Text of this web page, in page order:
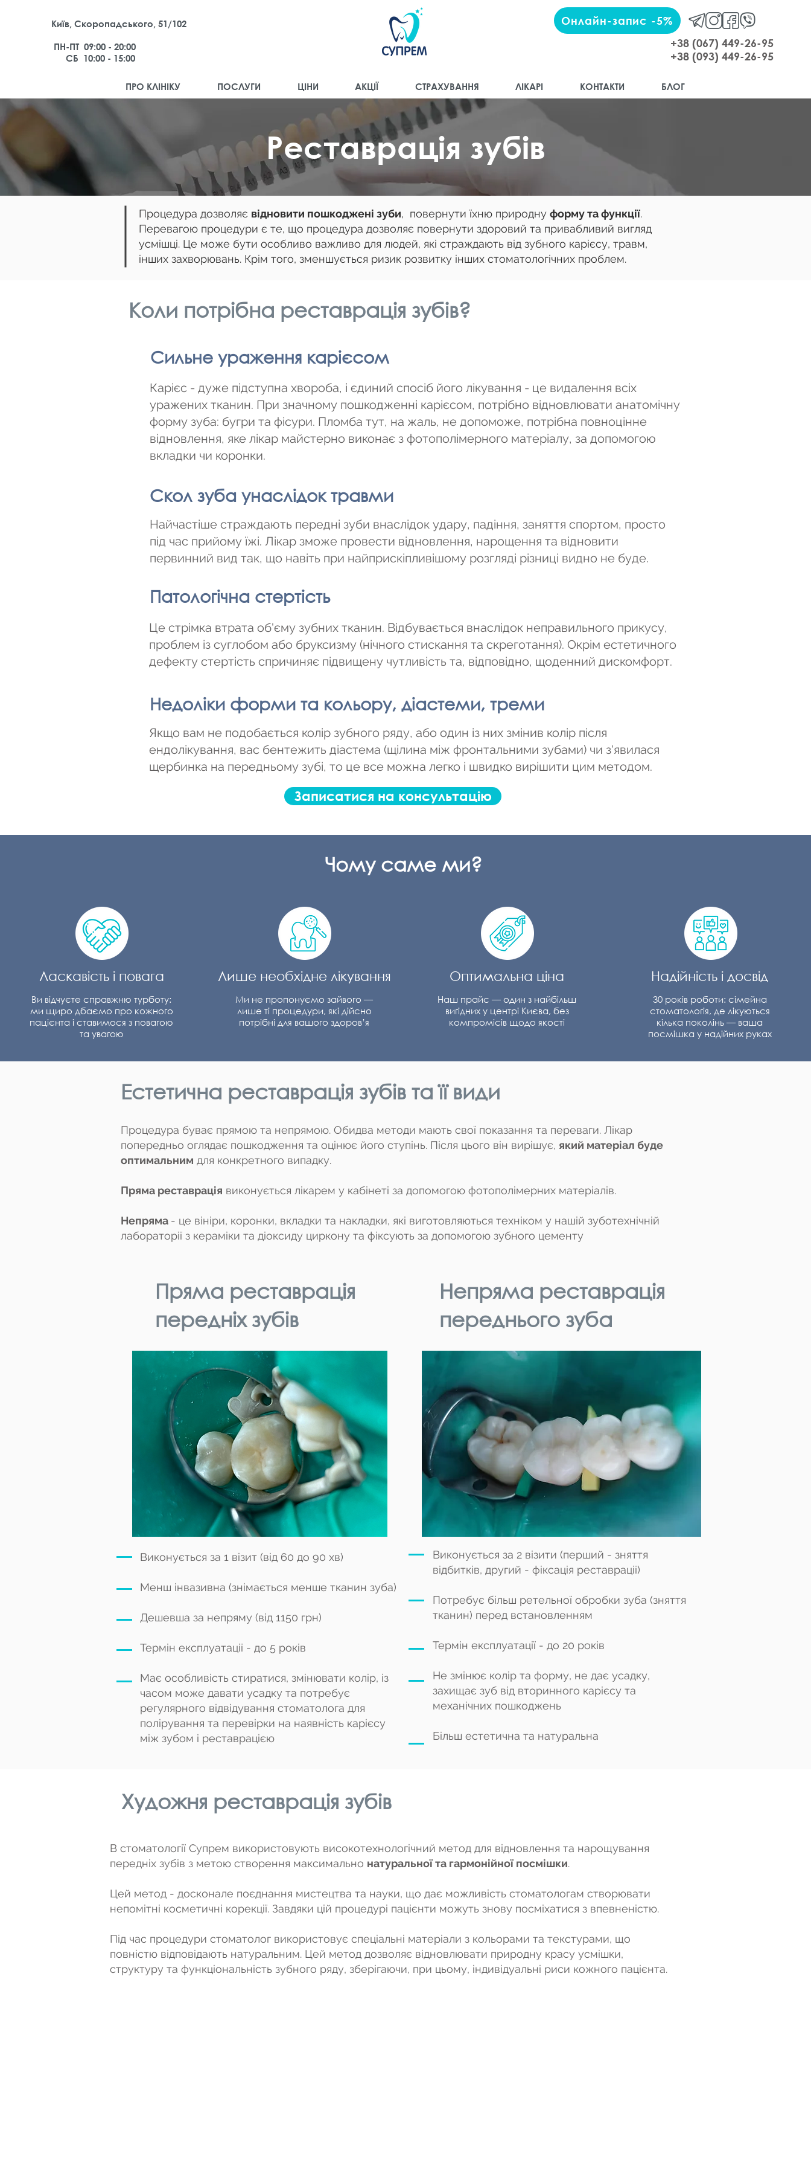
Київ, Скоропадського, 51/102
ПН-ПТ 09:00 - 20:00
СБ 10:00 - 15:00
Онлайн-запис -5%
+38 (067) 449-26-95
+38 (093) 449-26-95
ПРО КЛІНІКУ ПОСЛУГИ ЦІНИ АКЦІЇ СТРАХУВАННЯ ЛІКАРІ КОНТАКТИ БЛОГ
Реставрація зубів
Процедура дозволяє відновити пошкоджені зуби, повернути їхню природну форму та функції.
Перевагою процедури є те, що процедура дозволяє повернути здоровий та привабливий вигляд
усмішці. Це може бути особливо важливо для людей, які страждають від зубного карієсу, травм,
інших захворювань. Крім того, зменшується ризик розвитку інших стоматологічних проблем.
Коли потрібна реставрація зубів?
Сильне ураження карієсом
Карієс - дуже підступна хвороба, і єдиний спосіб його лікування - це видалення всіх
уражених тканин. При значному пошкодженні карієсом, потрібно відновлювати анатомічну
форму зуба: бугри та фісури. Пломба тут, на жаль, не допоможе, потрібна повноцінне
відновлення, яке лікар майстерно виконає з фотополімерного матеріалу, за допомогою
вкладки чи коронки.
Скол зуба унаслідок травми
Найчастіше страждають передні зуби внаслідок удару, падіння, заняття спортом, просто
під час прийому їжі. Лікар зможе провести відновлення, нарощення та відновити
первинний вид так, що навіть при найприскіпливішому розгляді різниці видно не буде.
Патологічна стертість
Це стрімка втрата об'єму зубних тканин. Відбувається внаслідок неправильного прикусу,
проблем із суглобом або бруксизму (нічного стискання та скреготання). Окрім естетичного
дефекту стертість спричиняє підвищену чутливість та, відповідно, щоденний дискомфорт.
Недоліки форми та кольору, діастеми, треми
Якщо вам не подобається колір зубного ряду, або один із них змінив колір після
ендолікування, вас бентежить діастема (щілина між фронтальними зубами) чи з'явилася
щербинка на передньому зубі, то це все можна легко і швидко вирішити цим методом.
Записатися на консультацію
Чому саме ми?
Ласкавість і повага
Ви відчуєте справжню турботу:
ми щиро дбаємо про кожного
пацієнта і ставимося з повагою
та увагою
Лише необхідне лікування
Ми не пропонуємо зайвого —
лише ті процедури, які дійсно
потрібні для вашого здоров’я
Оптимальна ціна
Наш прайс — один з найбільш
вигідних у центрі Києва, без
компромісів щодо якості
Надійність і досвід
30 років роботи: сімейна
стоматологія, де лікуються
кілька поколінь — ваша
посмішка у надійних руках
Естетична реставрація зубів та її види
Процедура буває прямою та непрямою. Обидва методи мають свої показання та переваги. Лікар
попередньо оглядає пошкодження та оцінює його ступінь. Після цього він вирішує, який матеріал буде
оптимальним для конкретного випадку.
Пряма реставрація виконується лікарем у кабінеті за допомогою фотополімерних матеріалів.
Непряма - це вініри, коронки, вкладки та накладки, які виготовляються техніком у нашій зуботехнічній
лабораторії з кераміки та діоксиду циркону та фіксують за допомогою зубного цементу
Пряма реставрація
передніх зубів
Виконується за 1 візит (від 60 до 90 хв)
Менш інвазивна (знімається менше тканин зуба)
Дешевша за непряму (від 1150 грн)
Термін експлуатації - до 5 років
Має особливість стиратися, змінювати колір, із
часом може давати усадку та потребує
регулярного відвідування стоматолога для
полірування та перевірки на наявність карієсу
між зубом і реставрацією
Непряма реставрація
переднього зуба
Виконується за 2 візити (перший - зняття
відбитків, другий - фіксація реставрації)
Потребує більш ретельної обробки зуба (зняття
тканин) перед встановленням
Термін експлуатації - до 20 років
Не змінює колір та форму, не дає усадку,
захищає зуб від вторинного карієсу та
механічних пошкоджень
Більш естетична та натуральна
Художня реставрація зубів
В стоматології Супрем використовують високотехнологічний метод для відновлення та нарощування
передніх зубів з метою створення максимально натуральної та гармонійної посмішки.
Цей метод - досконале поєднання мистецтва та науки, що дає можливість стоматологам створювати
непомітні косметичні корекції. Завдяки цій процедурі пацієнти можуть знову посміхатися з впевненістю.
Під час процедури стоматолог використовує спеціальні матеріали з кольорами та текстурами, що
повністю відповідають натуральним. Цей метод дозволяє відновлювати природну красу усмішки,
структуру та функціональність зубного ряду, зберігаючи, при цьому, індивідуальні риси кожного пацієнта.